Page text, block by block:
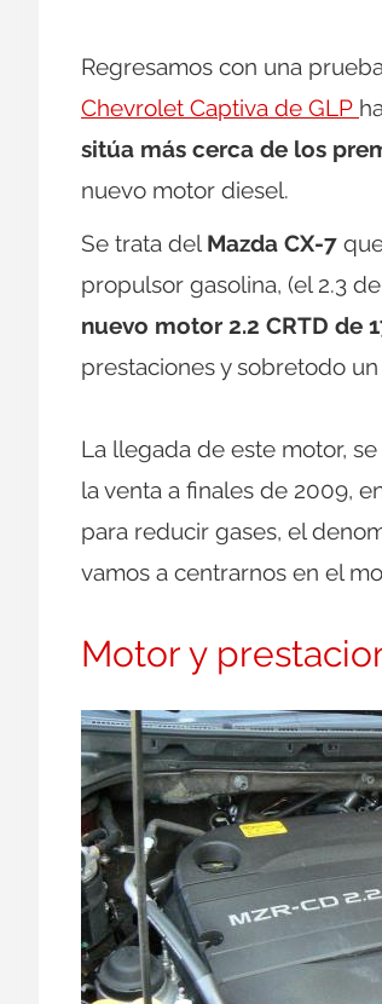
Regresamos con una
Chevrolet Captiva de GLP
sitúa más cerca de los
nuevo motor diesel.
Se trata del Mazda CX-7
propulsor gasolina, (el 2.3
nuevo motor 2.2 CRTD de
prestaciones y sobretodo
La llegada de este motor,
la venta a finales de 2009,
para reducir gases, el
vamos a centrarnos en el
Motor y